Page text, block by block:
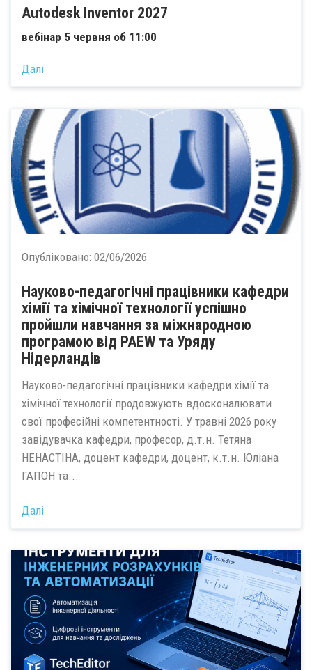
Autodesk Inventor 2027
вебінар 5 червня об 11:00
Далі
Опубліковано: 02/06/2026
Науково-педагогічні працівники кафедри
хімії та хімічної технології успішно
пройшли навчання за міжнародною
програмою від PAEW та Уряду
Нідерландів
Науково-педагогічні працівники кафедри хімії та
хімічної технології продовжують вдосконалювати
свої професійні компетентності. У травні 2026 року
завідувачка кафедри, професор, д.т.н. Тетяна
НЕНАСТІНА, доцент кафедри, доцент, к.т.н. Юліана
ГАПОН та...
Далі